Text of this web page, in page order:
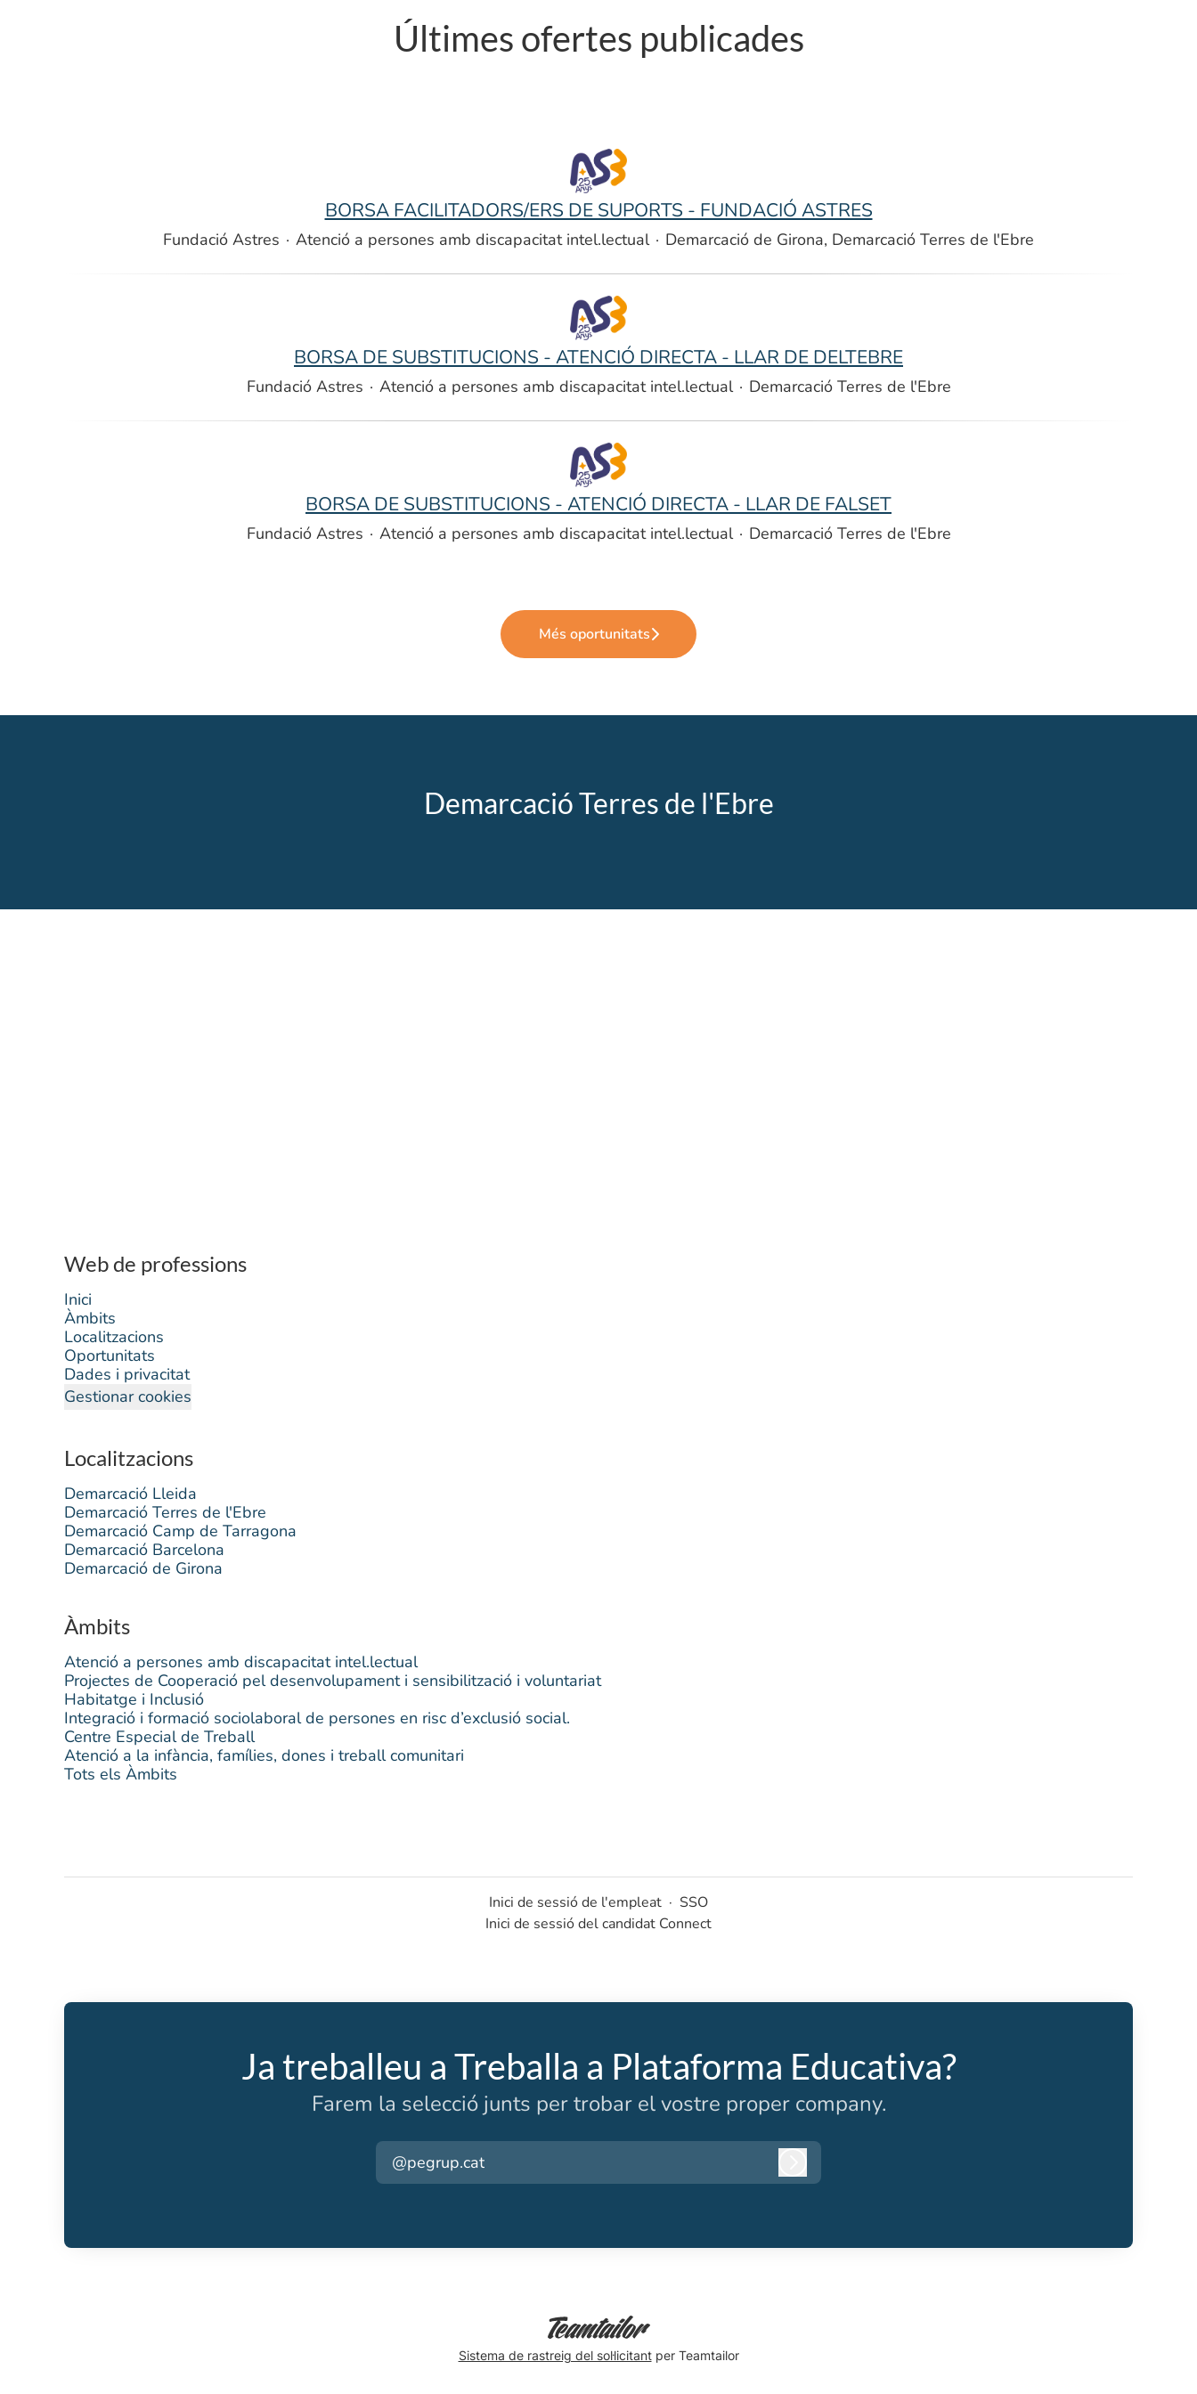
Últimes ofertes publicades
BORSA FACILITADORS/ERS DE SUPORTS - FUNDACIÓ ASTRES
Fundació Astres · Atenció a persones amb discapacitat intel.lectual · Demarcació de Girona, Demarcació Terres de l'Ebre
BORSA DE SUBSTITUCIONS - ATENCIÓ DIRECTA - LLAR DE DELTEBRE
Fundació Astres · Atenció a persones amb discapacitat intel.lectual · Demarcació Terres de l'Ebre
BORSA DE SUBSTITUCIONS - ATENCIÓ DIRECTA - LLAR DE FALSET
Fundació Astres · Atenció a persones amb discapacitat intel.lectual · Demarcació Terres de l'Ebre
Més oportunitats
Demarcació Terres de l'Ebre
Web de professions
Inici
Àmbits
Localitzacions
Oportunitats
Dades i privacitat
Gestionar cookies
Localitzacions
Demarcació Lleida
Demarcació Terres de l'Ebre
Demarcació Camp de Tarragona
Demarcació Barcelona
Demarcació de Girona
Àmbits
Atenció a persones amb discapacitat intel.lectual
Projectes de Cooperació pel desenvolupament i sensibilització i voluntariat
Habitatge i Inclusió
Integració i formació sociolaboral de persones en risc d’exclusió social.
Centre Especial de Treball
Atenció a la infància, famílies, dones i treball comunitari
Tots els Àmbits
Inici de sessió de l'empleat · SSO
Inici de sessió del candidat Connect
Ja treballeu a Treballa a Plataforma Educativa?
Farem la selecció junts per trobar el vostre proper company.
@pegrup.cat
Sistema de rastreig del sol·licitantper Teamtailor